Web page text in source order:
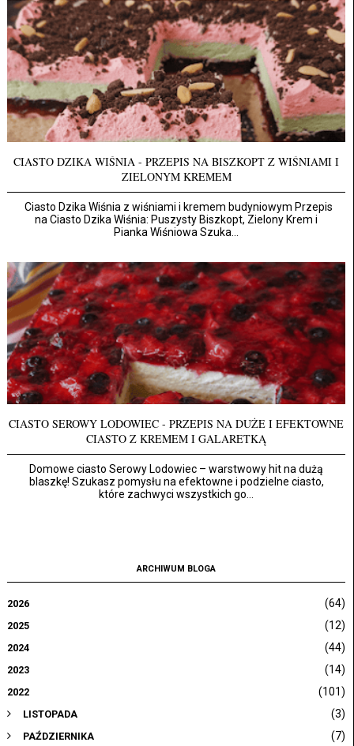
CIASTO DZIKA WIŚNIA - PRZEPIS NA BISZKOPT Z WIŚNIAMI I
ZIELONYM KREMEM
Ciasto Dzika Wiśnia z wiśniami i kremem budyniowym Przepis
na Ciasto Dzika Wiśnia: Puszysty Biszkopt, Zielony Krem i
Pianka Wiśniowa Szuka...
CIASTO SEROWY LODOWIEC - PRZEPIS NA DUŻE I EFEKTOWNE
CIASTO Z KREMEM I GALARETKĄ
Domowe ciasto Serowy Lodowiec – warstwowy hit na dużą
blaszkę! Szukasz pomysłu na efektowne i podzielne ciasto,
które zachwyci wszystkich go...
ARCHIWUM BLOGA
2026 (64)
2025 (12)
2024 (44)
2023 (14)
2022 (101)
LISTOPADA (3)
PAŹDZIERNIKA (7)